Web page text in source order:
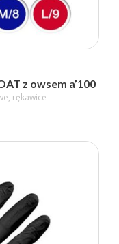
z owsem a’100
, rękawice